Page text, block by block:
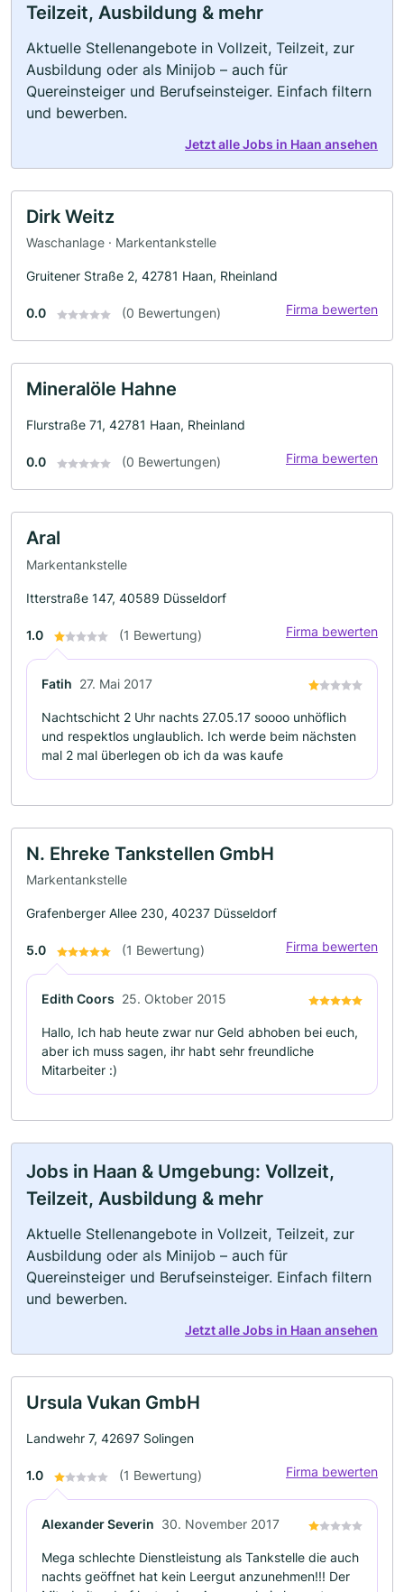
Teilzeit, Ausbildung & mehr
Aktuelle Stellenangebote in Vollzeit, Teilzeit, zur
Ausbildung oder als Minijob – auch für
Quereinsteiger und Berufseinsteiger. Einfach filtern
und bewerben.
Jetzt alle Jobs in Haan ansehen
Dirk Weitz
Waschanlage · Markentankstelle
Gruitener Straße 2, 42781 Haan, Rheinland
0.0 (0 Bewertungen) Firma bewerten
Mineralöle Hahne
Flurstraße 71, 42781 Haan, Rheinland
0.0 (0 Bewertungen) Firma bewerten
Aral
Markentankstelle
Itterstraße 147, 40589 Düsseldorf
1.0 (1 Bewertung) Firma bewerten
Fatih 27. Mai 2017
Nachtschicht 2 Uhr nachts 27.05.17 soooo unhöflich
und respektlos unglaublich. Ich werde beim nächsten
mal 2 mal überlegen ob ich da was kaufe
N. Ehreke Tankstellen GmbH
Markentankstelle
Grafenberger Allee 230, 40237 Düsseldorf
5.0 (1 Bewertung) Firma bewerten
Edith Coors 25. Oktober 2015
Hallo, Ich hab heute zwar nur Geld abhoben bei euch,
aber ich muss sagen, ihr habt sehr freundliche
Mitarbeiter :)
Jobs in Haan & Umgebung: Vollzeit,
Teilzeit, Ausbildung & mehr
Aktuelle Stellenangebote in Vollzeit, Teilzeit, zur
Ausbildung oder als Minijob – auch für
Quereinsteiger und Berufseinsteiger. Einfach filtern
und bewerben.
Jetzt alle Jobs in Haan ansehen
Ursula Vukan GmbH
Landwehr 7, 42697 Solingen
1.0 (1 Bewertung) Firma bewerten
Alexander Severin 30. November 2017
Mega schlechte Dienstleistung als Tankstelle die auch
nachts geöffnet hat kein Leergut anzunehmen!!! Der